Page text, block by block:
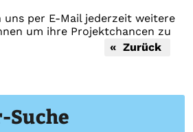
Suche
uns per E-Mail jederzeit weitere
um ihre Projektchancen zu
« Zurück